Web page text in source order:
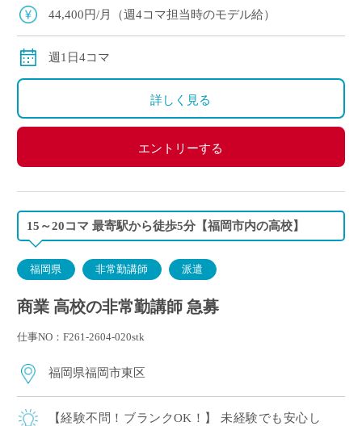
年担当の日本語講師が複 […]
44,400円/月（週4コマ担当時のモデル給）
週1日4コマ
詳しく見る
エントリーする
15～20コマ 最寄駅から徒歩5分【福岡市内の高校】
福岡県 非常勤講師 派遣
商業 高校の非常勤講師 急募
仕事NO：F261-2604-020stk
福岡県福岡市東区
【経験不問！ブランクOK！】 未経験でも安心し